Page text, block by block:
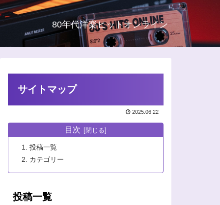
80年代洋楽ヒットオンライン
サイトマップ
2025.06.22
目次
投稿一覧
カテゴリー
投稿一覧